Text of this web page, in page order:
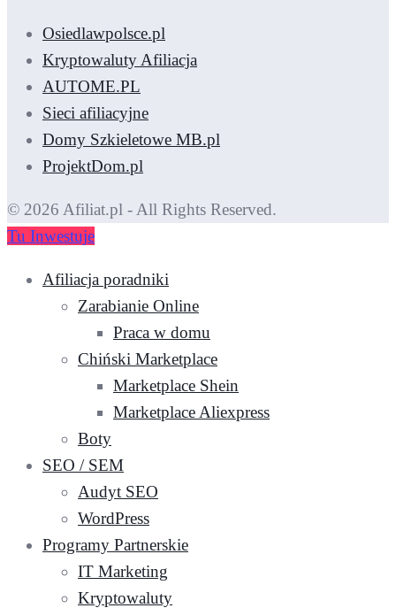
Osiedlawpolsce.pl
Kryptowaluty Afiliacja
AUTOME.PL
Sieci afiliacyjne
Domy Szkieletowe MB.pl
ProjektDom.pl
© 2026 Afiliat.pl - All Rights Reserved.
Tu Inwestuje
Afiliacja poradniki
Zarabianie Online
Praca w domu
Chiński Marketplace
Marketplace Shein
Marketplace Aliexpress
Boty
SEO / SEM
Audyt SEO
WordPress
Programy Partnerskie
IT Marketing
Kryptowaluty